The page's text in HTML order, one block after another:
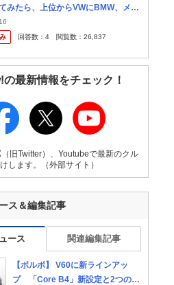
みたら、上位からVWにBMW、メル
アウディ・・・まぁここまでは分か
ども、次点でボルボって・・ ボルボデ
回答数： 4 閲覧数： 26,837
最新情報をチェック！
旧Twitter）、Youtubeで最新のクル
します。（外部サイト）
ス＆編集記事
ース 関連編集記事
【ボルボ】 V60に新ラインアッ
プ 「Core B4」新設定と2つの特